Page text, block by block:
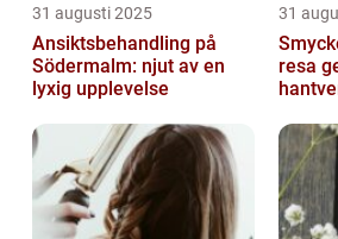
31 augusti 2025
Ansiktsbehandling på
Södermalm: njut av en
lyxig upplevelse
31
resa